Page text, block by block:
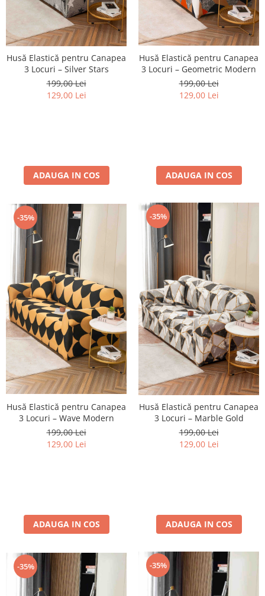
Husă Elastică pentru Canapea
3 Locuri – Silver Stars
199,00 Lei
129,00 Lei
ADAUGA IN COS
Husă Elastică pentru Canapea
3 Locuri – Geometric Modern
199,00 Lei
129,00 Lei
ADAUGA IN COS
-35%
Husă Elastică pentru Canapea
3 Locuri – Wave Modern
199,00 Lei
129,00 Lei
ADAUGA IN COS
-35%
Husă Elastică pentru Canapea
3 Locuri – Marble Gold
199,00 Lei
129,00 Lei
ADAUGA IN COS
-35% -35%